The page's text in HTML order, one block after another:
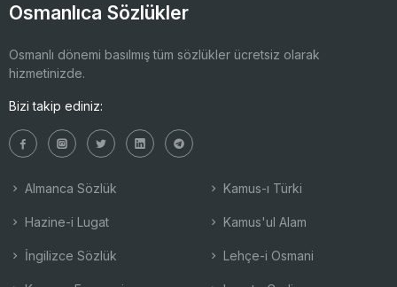
Osmanlıca Sözlükler
Osmanlı dönemi basılmış tüm sözlükler ücretsiz olarak
hizmetinizde.
Bizi takip ediniz:
Almanca Sözlük
Hazine-i Lugat
İngilizce Sözlük
Kamus-ı Türki
Kamus'ul Alam
Lehçe-i Osmani